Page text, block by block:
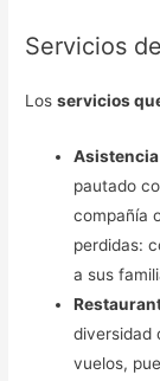
Servicios
Losservicios
pautado
compañía
perdidas:
a sus
diversidad
vuelos,